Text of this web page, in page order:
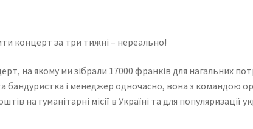
концерт за три тижні – нереально!
на якому ми зібрали 17000 франків для нагальних
бандуристка і менеджер одночасно, вона з командою
на гуманітарні місії в Україні та для популяризації